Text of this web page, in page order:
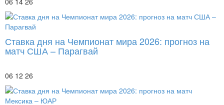
Ставка дня на Чемпионат мира 2026: прогноз на
матч США – Парагвай
06 12 26